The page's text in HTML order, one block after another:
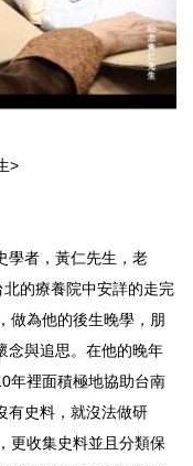
>
者，黃仁先生，老
的療養院中安詳的走完
做為他的後生晚學，朋
念與追思。在他的晚年
年裡面積極地協助台南
有史料，就沒法做研
更收集史料並且分類保